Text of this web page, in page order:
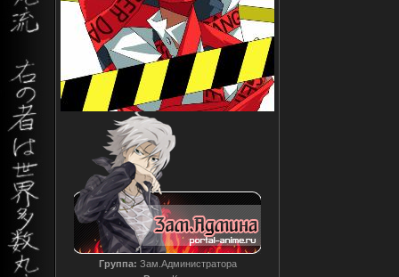
Группа: Зам.Администратора